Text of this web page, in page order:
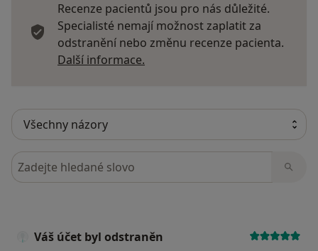
Recenze pacientů jsou pro nás důležité.
Specialisté nemají možnost zaplatit za
odstranění nebo změnu recenze pacienta.
Další informace.
Hledejte v názorech
Váš účet byl odstraněn